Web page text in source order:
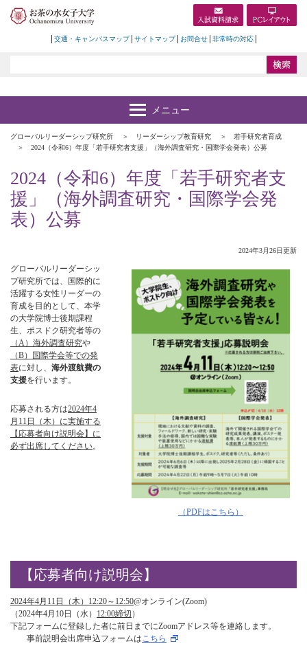
交通・キャンパスマップ サイトマップ お問合せ 非常時の対応
グローバルリーダーシップ研究所 リーダーシップ教育研究
若手研究者育成
2024（令和6）年度「若手研究者支援」（海外調査研究・国際学会発表）公募
2024（令和6）年度「若手研究者支
援」（海外調査研究・国際学会発
表）公募
2024年3月26日更新
（PDFはこちら）
グローバルリーダーシッ
プ研究所では、国際的に
活躍する女性リーダーの
育成を目的として、本学
の大学院博士後期課程
生、ポスドク研究者等の
（A）海外調査研究や
（B）国際学会等での発
表に対し、 海外渡航費の
支援を行います。
応募される方は2024年4
月11日（木）に実施する
【応募者向け説明会】に
必ず出席してください。
【応募者向け説明会】
2024年4月11日（木）12:20～12:50@オンライン(Zoom)
（2024年4月10日（水） 12:00締切 ）
下記フォームに登録した者に前日までにZoomアドレス等を連絡します。
事前説明会出席申込フォームはこちら